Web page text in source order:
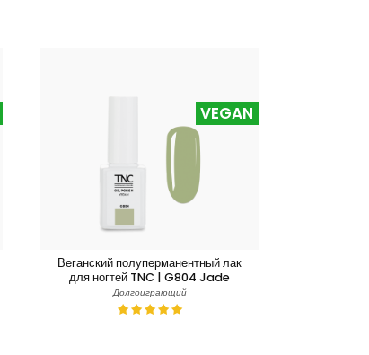
Веганский полуперманентный лак
для ногтей TNC | G804 Jade
Долгоиграющий
VEGAN